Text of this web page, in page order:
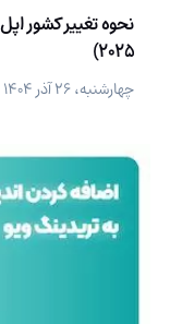
نحوه تغییر کشور
2025)
چهارشنبه، ۲۶ آذر ۱۴۰۴